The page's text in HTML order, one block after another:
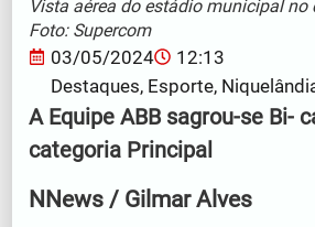
Vista aérea do estádio municipal no
Foto: Supercom
03/05/2024
12:13
Destaques, Esporte,
A Equipe ABB sagrou-se Bi-
categoria Principal
NNews / Gilmar Alves